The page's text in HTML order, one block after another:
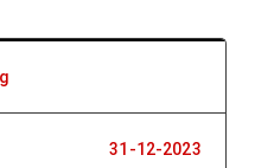
31-12-2023